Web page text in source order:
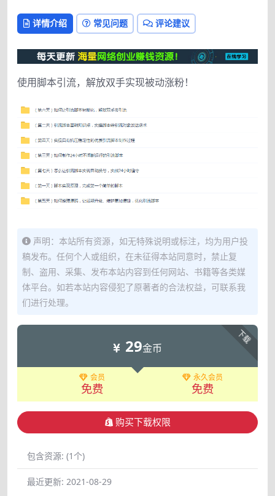
详情介绍 常见问题 评论建议
使用脚本引流，解放双手实现被动涨粉！
声明：本站所有资源，如无特殊说明或标注，均为用户投
稿发布。任何个人或组织，在未征得本站同意时，禁止复
制、盗用、采集、发布本站内容到任何网站、书籍等各类媒
体平台。如若本站内容侵犯了原著者的合法权益，可联系我
们进行处理。
下载
29金币
会员
免费
永久会员
免费
购买下载权限
包含资源: (1个)
最近更新: 2021-08-29